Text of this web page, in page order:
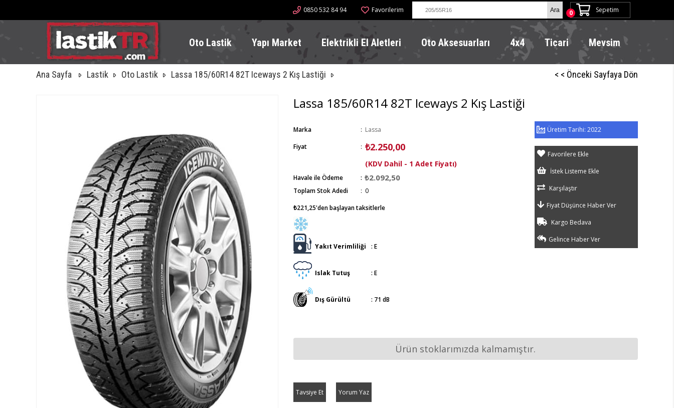
Sepetim
0
Favorilerim
0850 532 84 94
Oto Lastik Yapı Market Elektrikli El Aletleri Oto Aksesuarları 4x4 Ticari Mevsim
Ana Sayfa Lastik Oto Lastik Lassa 185/60R14 82T Iceways 2 Kış Lastiği < < Önceki Sayfaya Dön
Lassa 185/60R14 82T Iceways 2 Kış Lastiği
Marka : Lassa
Fiyat
: ₺2.250,00
(KDV Dahil - 1 Adet Fiyatı)
Havale ile Ödeme ₺2.092,50
Toplam Stok Adedi : 0
₺221,25'den başlayan taksitlerle
Yakıt Verimliliği : E
Islak Tutuş : E
Dış Gürültü : 71 dB
2022
Favorilere Ekle
İstek Listeme Ekle
Karşılaştır
Fiyat Düşünce Haber Ver
Kargo Bedava
Gelince Haber Ver
Ürün stoklarımızda kalmamıştır.
Tavsiye Et Yorum Yaz